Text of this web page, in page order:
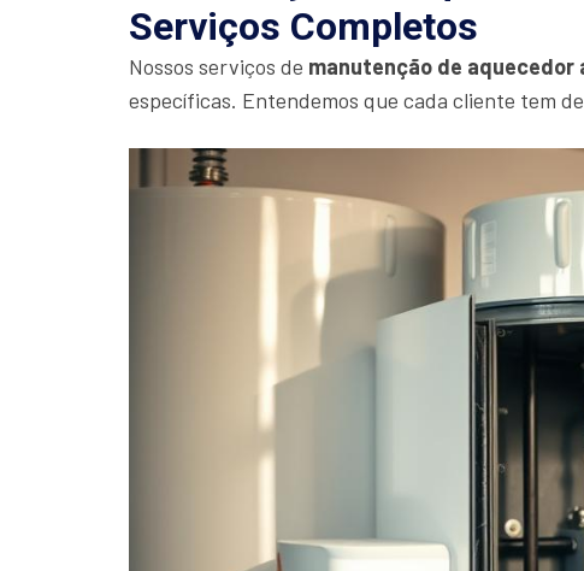
Serviços Completos
Nossos serviços de manutenção de aquecedor
específicas. Entendemos que cada cliente tem